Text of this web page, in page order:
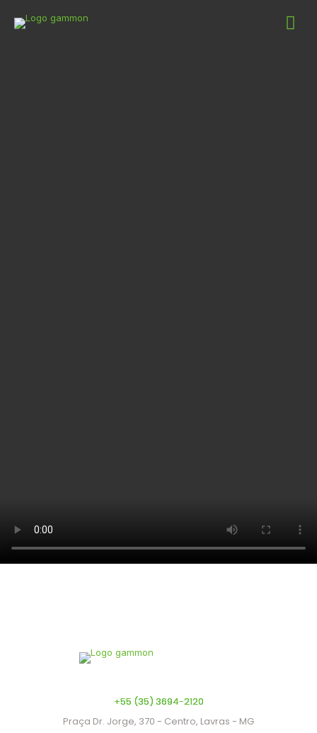
+55 (35) 3694-2120
Praça Dr. Jorge, 370 - Centro, Lavras - MG